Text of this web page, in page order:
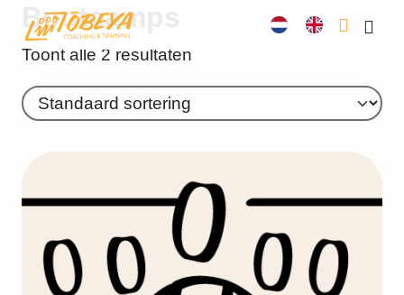
Cart
Menu
Bootcamps
Toont alle 2 resultaten